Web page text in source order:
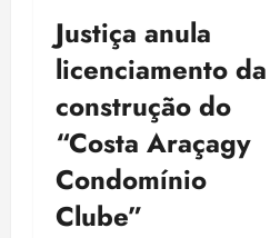
Justiça anula
licenciamento da
construção do
“Costa Araçagy
Condomínio
Clube”